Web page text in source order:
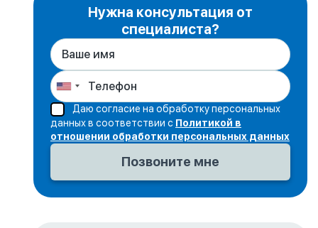
Нужна консультация от
специалиста?
Даю согласие на обработку персональных
данных в соответствии с Политикой в
отношении обработки персональных данных